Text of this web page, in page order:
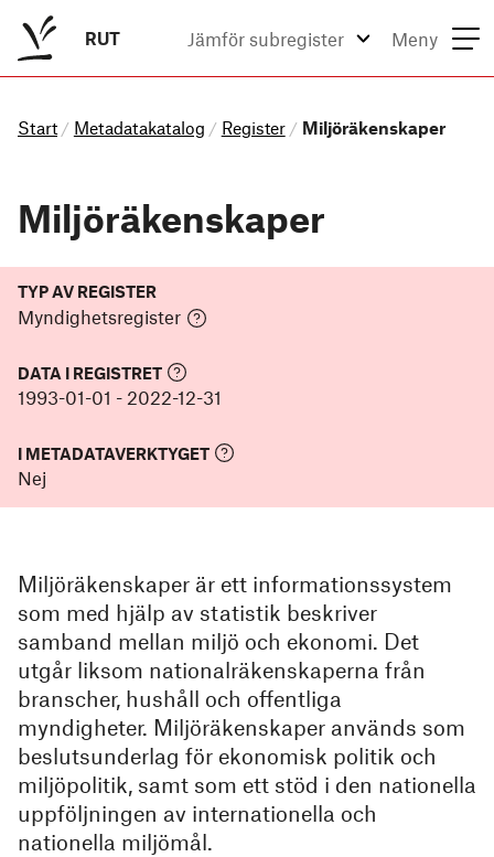
RUT Jämför subregister Meny
Start / Metadatakatalog / Register / Miljöräkenskaper
Miljöräkenskaper
TYP AV REGISTER
Myndighetsregister
DATA I REGISTRET
1993-01-01 - 2022-12-31
I METADATAVERKTYGET
Nej
Miljöräkenskaper är ett informationssystem
som med hjälp av statistik beskriver
samband mellan miljö och ekonomi. Det
utgår liksom nationalräkenskaperna från
branscher, hushåll och offentliga
myndigheter. Miljöräkenskaper används som
beslutsunderlag för ekonomisk politik och
miljöpolitik, samt som ett stöd i den nationella
uppföljningen av internationella och
nationella miljömål.